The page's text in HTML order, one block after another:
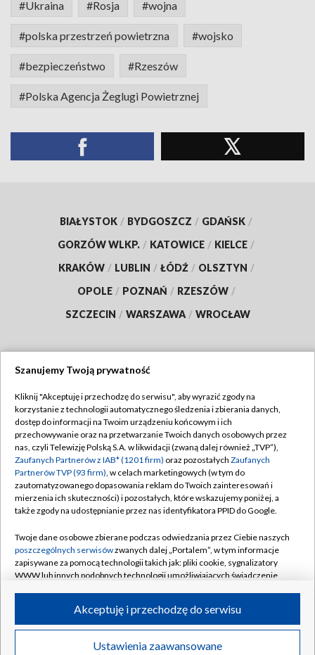
#Ukraina #Rosja #wojna
#polska przestrzeń powietrzna #wojsko
#bezpieczeństwo #Rzeszów
#Polska Agencja Żeglugi Powietrznej
BIAŁYSTOK / BYDGOSZCZ / GDAŃSK /
GORZÓW WLKP. / KATOWICE / KIELCE /
KRAKÓW / LUBLIN / ŁÓDŹ / OLSZTYN /
OPOLE / POZNAŃ / RZESZÓW /
SZCZECIN / WARSZAWA / WROCŁAW
TVP
Abonament TVP
Emisja w TVP
Centrum informacji TVP
Naziemna Telewizja Cyfrowa
Rada Programowa
System NOS
Informacje o nadawcy
Program dla prasy
Regulamin TVP
Polityka prywatności
Moje zgody
Pomoc
Kontakt
Kanały
©2026 Telewizja Polska S.A. w likwidacji
Szanujemy Twoją prywatność
Kliknij "Akceptuję i przechodzę do serwisu", aby wyrazić zgody na
korzystanie z technologii automatycznego śledzenia i zbierania danych,
dostęp do informacji na Twoim urządzeniu końcowym i ich
przechowywanie oraz na przetwarzanie Twoich danych osobowych przez
nas, czyli Telewizję Polską S.A. w likwidacji (zwaną dalej również „TVP”),
Zaufanych Partnerów z IAB* (1201 firm) oraz pozostałych Zaufanych
Partnerów TVP (93 firm), w celach marketingowych (w tym do
zautomatyzowanego dopasowania reklam do Twoich zainteresowań i
mierzenia ich skuteczności) i pozostałych, które wskazujemy poniżej, a
także zgody na udostępnianie przez nas identyfikatora PPID do Google.
Twoje dane osobowe zbierane podczas odwiedzania przez Ciebie naszych
poszczególnych serwisówzwanych dalej „Portalem”, w tym informacje
zapisywane za pomocą technologii takich jak: pliki cookie, sygnalizatory
WWW lub innych podobnych technologii umożliwiających świadczenie
ruchu w Internecie.
Twoje dane osobowe zbierane podczas odwiedzania przez Ciebie
poszczególnych serwisówna Portalu, takie jak adresy IP, identyfikatory
Ustawienia zaawansowane
Akceptuję i przechodzę do serwisu